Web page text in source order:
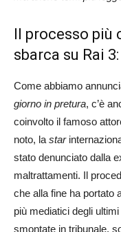
Il processo più
sbarca su Rai
Come abbiamo
giorno in pretura, c’è
coinvolto il famoso
noto, la star
stato denunciato dalla
maltrattamenti. Il
che alla fine ha portato
più mediatici degli
smontate in tribunale,